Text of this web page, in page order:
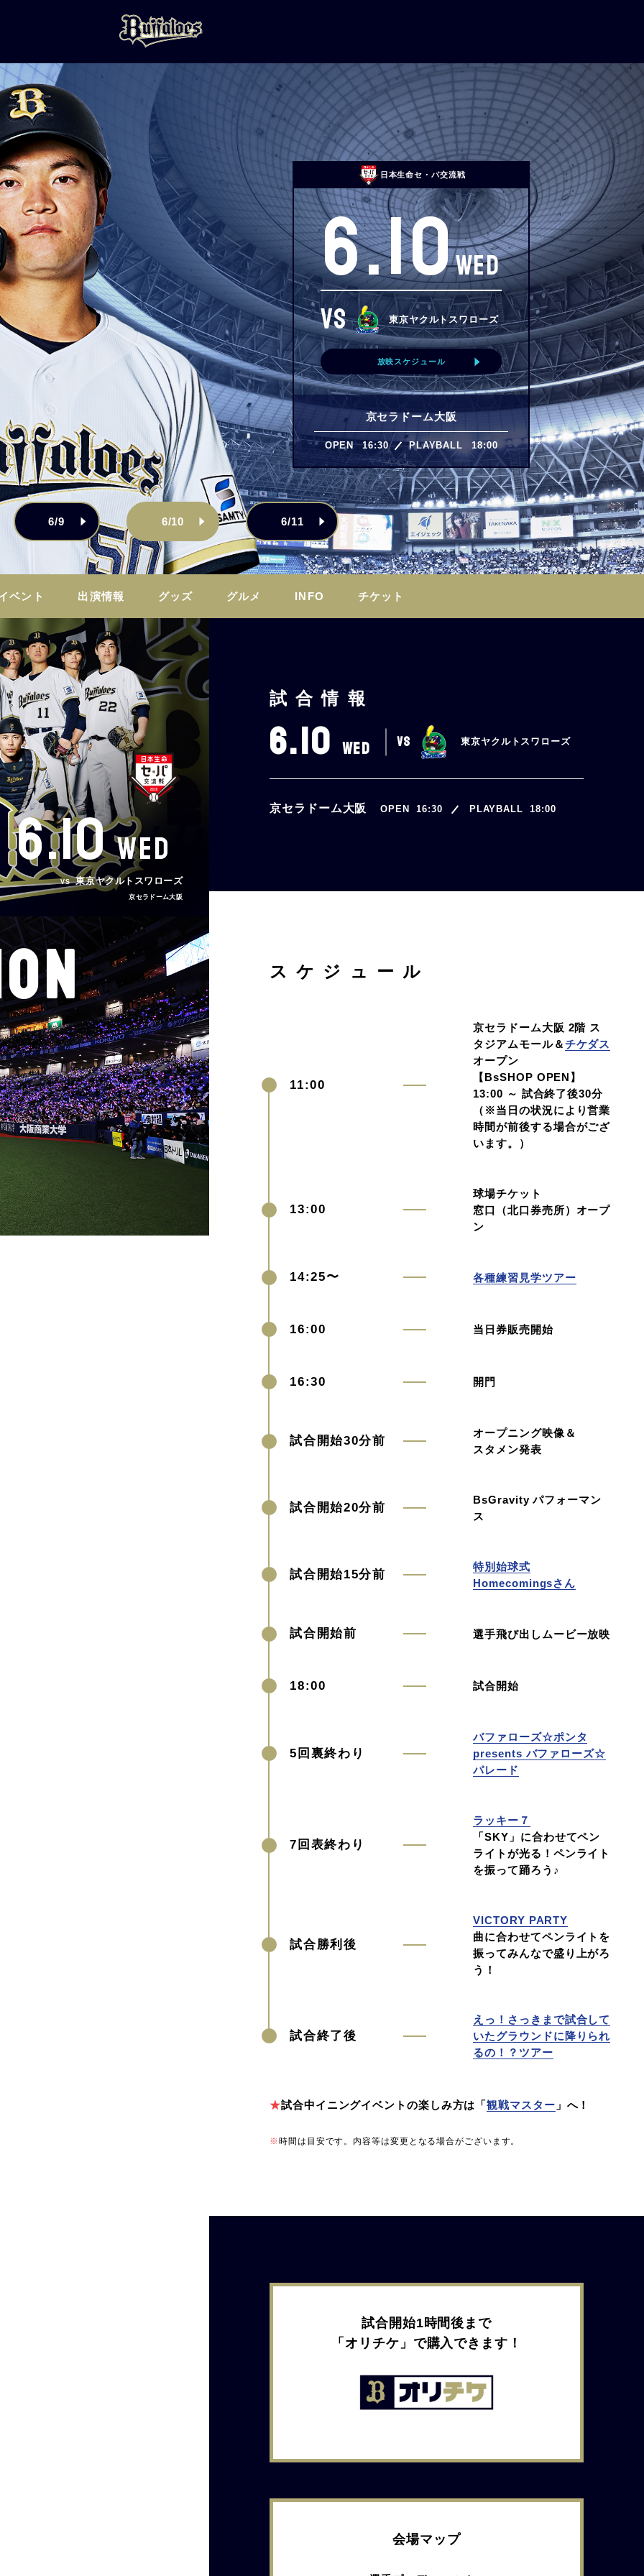
日本生命セ・パ交流戦
6.10WED
VS 東京ヤクルトスワローズ
放映スケジュール
京セラドーム大阪
OPEN 16:30 PLAYBALL 18:00
6/9 6/10 6/11
ベント 出演情報 グッズ グルメ INFO チケット
6.10WED
VS 東京ヤクルトスワローズ
京セラドーム大阪
試合情報
6.10 WED VS 東京ヤクルトスワローズ
京セラドーム大阪 OPEN 16:30 PLAYBALL 18:00
スケジュール
11:00
京セラドーム大阪 2階 ス
タジアムモール＆チケダス
オープン
【BsSHOP OPEN】
13:00 ～ 試合終了後30分
（※当日の状況により営業
時間が前後する場合がござ
います。）
13:00
球場チケット
窓口（北口券売所）オープ
ン
14:25〜 各種練習見学ツアー
16:00 当日券販売開始
16:30 開門
試合開始30分前
オープニング映像＆
スタメン発表
試合開始20分前
BsGravity パフォーマン
ス
試合開始15分前
特別始球式
Homecomingsさん
試合開始前 選手飛び出しムービー放映
18:00 試合開始
5回裏終わり
バファローズ☆ポンタ
presents バファローズ☆
パレード
7回表終わり
ラッキー７
「SKY」に合わせてペン
ライトが光る！ペンライト
を振って踊ろう♪
試合勝利後
VICTORY PARTY
曲に合わせてペンライトを
振ってみんなで盛り上がろ
う！
試合終了後
えっ！さっきまで試合して
いたグラウンドに降りられ
るの！？ツアー
★試合中イニングイベントの楽しみ方は「観戦マスター 」へ！
※時間は目安です。内容等は変更となる場合がございます。
試合開始1時間後まで
「オリチケ」で購入できます！
会場マップ